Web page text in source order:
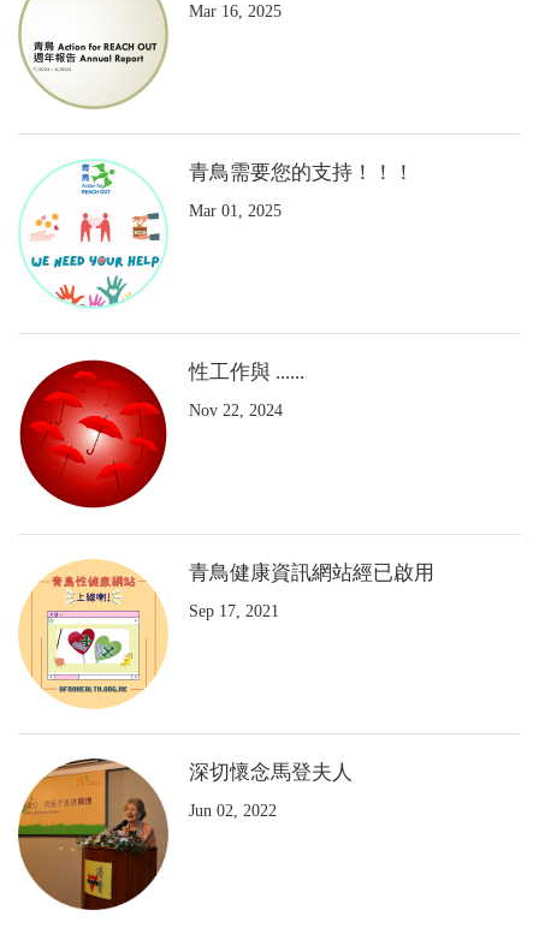
Mar 16, 2025
青鳥需要您的支持！！！
Mar 01, 2025
性工作與 ......
Nov 22, 2024
青鳥健康資訊網站經已啟用
Sep 17, 2021
深切懷念馬登夫人
Jun 02, 2022